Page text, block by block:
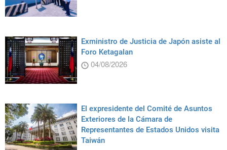
Exministro de Justicia de Japón asiste al
Foro Ketagalan
04/08/2026
El expresidente del Comité de Asuntos
Exteriores de la Cámara de
Representantes de Estados Unidos visita
Taiwán